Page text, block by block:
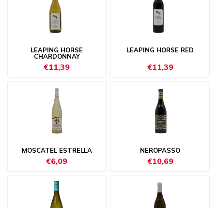
LEAPING HORSE
CHARDONNAY
€11,39
LEAPING HORSE RED
€11,39
MOSCATEL ESTRELLA
€6,09
NEROPASSO
€10,69